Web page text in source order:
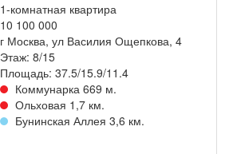
1-комнатная квартира
10 100 000
г Москва, ул Василия Ощепкова, 4
Этаж: 8/15
Площадь: 37.5/15.9/11.4
Коммунарка 669 м.
Ольховая 1,7 км.
Бунинская Аллея 3,6 км.